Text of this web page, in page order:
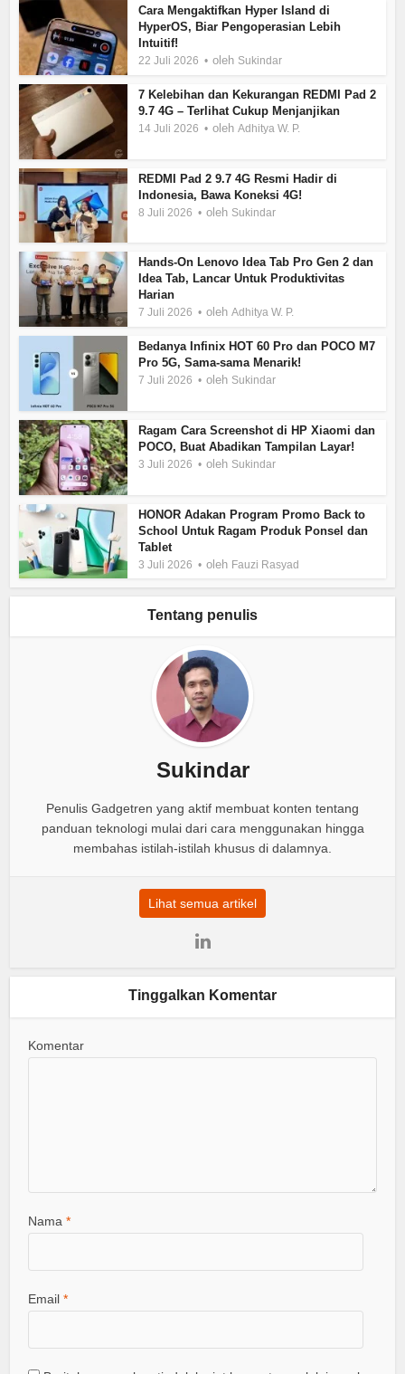
Cara Mengaktifkan Hyper Island di
HyperOS, Biar Pengoperasian Lebih
Intuitif!
22 Juli 2026 oleh Sukindar
7 Kelebihan dan Kekurangan REDMI Pad 2
9.7 4G – Terlihat Cukup Menjanjikan
14 Juli 2026 olehAdhitya W. P.
REDMI Pad 2 9.7 4G Resmi Hadir di
Indonesia, Bawa Koneksi 4G!
8 Juli 2026 oleh Sukindar
Hands-On Lenovo Idea Tab Pro Gen 2 dan
Idea Tab, Lancar Untuk Produktivitas
Harian
7 Juli 2026 olehAdhitya W. P.
Bedanya Infinix HOT 60 Pro dan POCO M7
Pro 5G, Sama-sama Menarik!
7 Juli 2026 oleh Sukindar
Ragam Cara Screenshot di HP Xiaomi dan
POCO, Buat Abadikan Tampilan Layar!
3 Juli 2026 oleh Sukindar
HONOR Adakan Program Promo Back to
School Untuk Ragam Produk Ponsel dan
Tablet
3 Juli 2026 oleh Fauzi Rasyad
Tentang penulis
Sukindar
Penulis Gadgetren yang aktif membuat konten tentang
panduan teknologi mulai dari cara menggunakan hingga
membahas istilah-istilah khusus di dalamnya.
Lihat semua artikel
Tinggalkan Komentar
Komentar
Nama*
Email*